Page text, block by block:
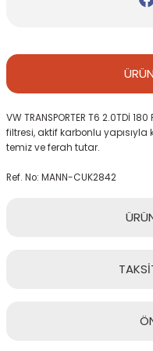
ÜRÜN
VW TRANSPORTER T6 2.0TDİ
filtresi, aktif karbonlu yapısıyla
temiz ve ferah tutar.
Ref. No: MANN-CUK2842